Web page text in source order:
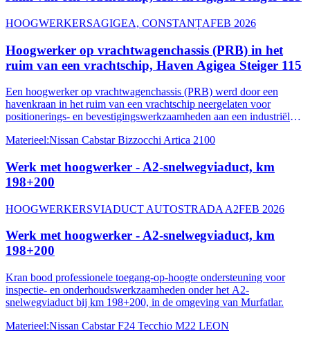
HOOGWERKERSAGIGEA, CONSTANȚAFEB 2026
Hoogwerker op vrachtwagenchassis (PRB) in het
ruim van een vrachtschip, Haven Agigea Steiger 115
Een hoogwerker op vrachtwagenchassis (PRB) werd door een
havenkraan in het ruim van een vrachtschip neergelaten voor
positionerings- en bevestigingswerkzaamheden aan een industriële
Materieel:Nissan Cabstar Bizzocchi Artica 2100
Werk met hoogwerker - A2-snelwegviaduct, km
198+200
HOOGWERKERSVIADUCT AUTOSTRADA A2FEB 2026
Werk met hoogwerker - A2-snelwegviaduct, km
198+200
Kran bood professionele toegang-op-hoogte ondersteuning voor
inspectie- en onderhoudswerkzaamheden onder het A2-
snelwegviaduct bij km 198+200, in de omgeving van Murfatlar.
Materieel:Nissan Cabstar F24 Tecchio M22 LEON